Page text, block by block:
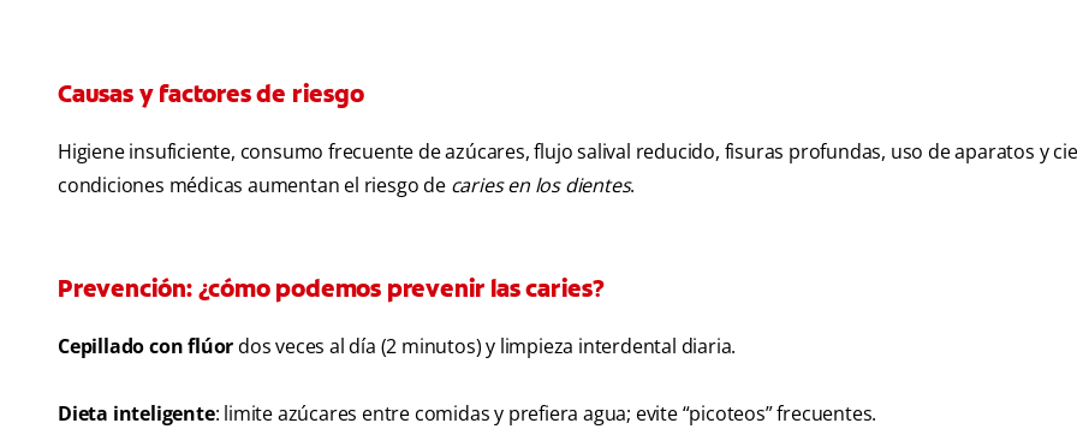
Causas y factores de riesgo
Higiene insuficiente, consumo frecuente de azúcares, flujo salival reducido, fisuras profundas, uso de aparatos y
condiciones médicas aumentan el riesgo de caries en los dientes.
Prevención: ¿cómo podemos prevenir las caries?
Cepillado con flúordos veces al día (2 minutos) y limpieza interdental diaria.
Dieta inteligente: limite azúcares entre comidas y prefiera agua; evite “picoteos” frecuentes.